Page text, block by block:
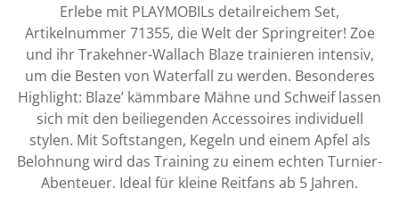
Erlebe mit PLAYMOBILs detailreichem Set,
Artikelnummer 71355, die Welt der Springreiter! Zoe
und ihr Trakehner-Wallach Blaze trainieren intensiv,
um die Besten von Waterfall zu werden. Besonderes
Highlight: Blaze’ kämmbare Mähne und Schweif lassen
sich mit den beiliegenden Accessoires individuell
stylen. Mit Softstangen, Kegeln und einem Apfel als
Belohnung wird das Training zu einem echten Turnier-
Abenteuer. Ideal für kleine Reitfans ab 5 Jahren.